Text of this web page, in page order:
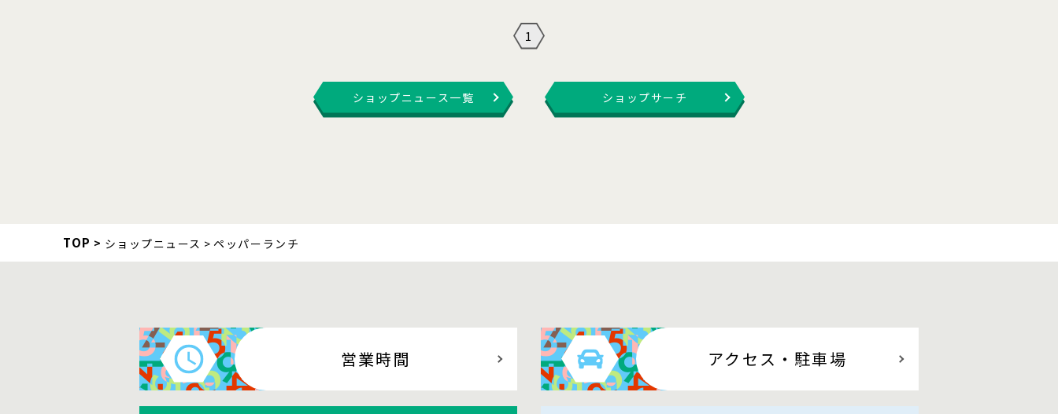
1
ショップニュース一覧 ショップサーチ
TOP ショップニュース ペッパーランチ
営業時間 アクセス ・駐車場